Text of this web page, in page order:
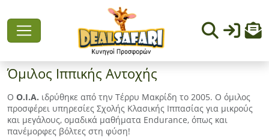
Όμιλος Ιππικής Αντοχής
Ο Ο.Ι.Α. ιδρύθηκε από την Τέρρυ Μακρίδη το 2005. Ο όμιλος
προσφέρει υπηρεσίες Σχολής Κλασικής Ιππασίας για μικρούς
και μεγάλους, ομαδικά μαθήματα Endurance, όπως και
πανέμορφες βόλτες στη φύση!